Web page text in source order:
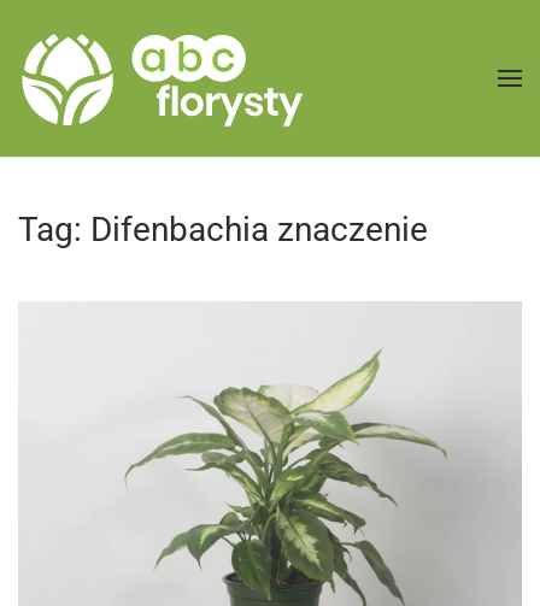
Przejdź do treści głównej
Tag: Difenbachia znaczenie